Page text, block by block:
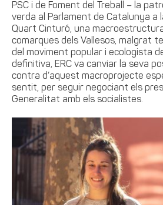
PSC i de Foment del Treball – la
verda al Parlament de Catalunya a
Quart Cinturó, una
comarques dels Vallesos, malgrat
del moviment popular i ecologista
definitiva, ERC va canviar la seva
contra d’aquest macroprojecte
sentit, per seguir negociant els
Generalitat amb els socialistes.